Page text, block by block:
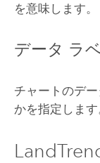
を意味します
データ ラ
チャートのデ
かを指定します